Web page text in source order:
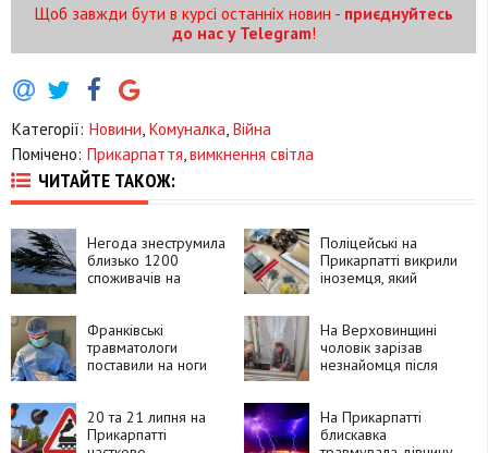
Щоб завжди бути в курсі останніх новин - приєднуйтесь
до нас у Telegram!
Категорії: Новини Комуналка Війна
Помічено: Прикарпаття вимкнення світла
ЧИТАЙТЕ ТАКОЖ:
Негода знеструмила
близько 1200
споживачів на
Поліцейські на
Прикарпатті викрили
іноземця, який
Telegram і збував їх
покупцям
Франківські
травматологи
поставили на ноги
операції
На Верховинщині
чоловік зарізав
незнайомця після
намагався видати
вбивство за
20 та 21 липня на
Прикарпатті
На Прикарпатті
блискавка